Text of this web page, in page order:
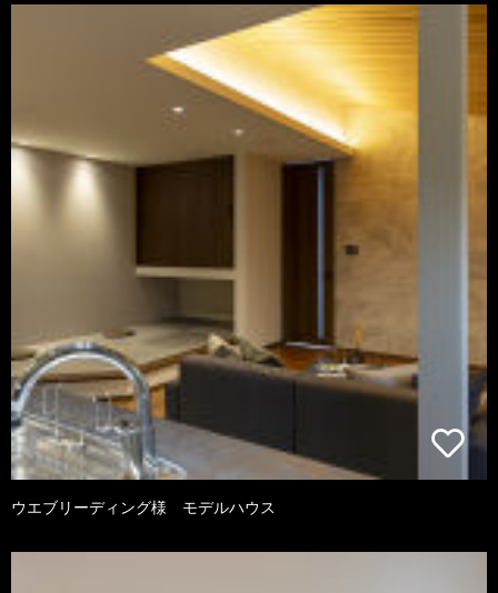
ウエブリーディング様 モデルハウス